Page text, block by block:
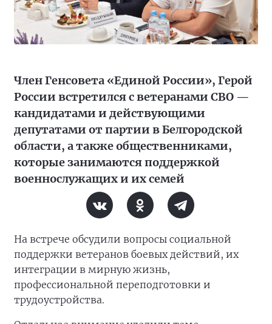
Член Генсовета «Единой России», Герой
России встретился с ветеранами СВО —
кандидатами и действующими
депутатами от партии в Белгородской
области, а также общественниками,
которые занимаются поддержкой
военнослужащих и их семей
На встрече обсудили вопросы социальной
поддержки ветеранов боевых действий, их
интеграции в мирную жизнь,
профессиональной переподготовки и
трудоустройства.